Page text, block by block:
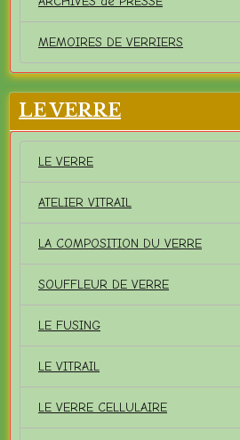
MEMOIRES DE VERRIERS
LE VERRE
LE VERRE
ATELIER VITRAIL
LA COMPOSITION DU VERRE
SOUFFLEUR DE VERRE
LE FUSING
LE VITRAIL
LE VERRE CELLULAIRE